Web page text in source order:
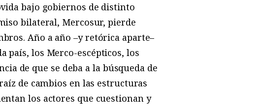
bajo gobiernos de distinto
bilateral, Mercosur, pierde
Año a año –y retórica aparte–
país, los Merco-escépticos, los
de que se deba a la búsqueda de
de cambios en las estructuras
los actores que cuestionan y